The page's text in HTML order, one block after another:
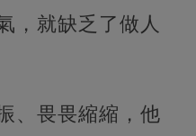
，就缺乏了做人
、畏畏縮縮，他